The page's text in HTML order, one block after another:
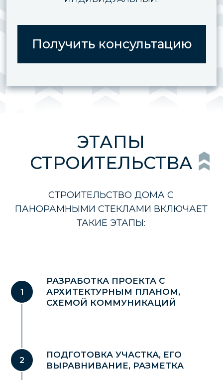
РАЗРАБОТКА ПРОЕКТА С
АРХИТЕКТУРНЫМ ПЛАНОМ,
СХЕМОЙ КОММУНИКАЦИЙ
ПОДГОТОВКА УЧАСТКА, ЕГО
ВЫРАВНИВАНИЕ, РАЗМЕТКА
В нашей компании можно заказать
строительство домов с панорамными
Для консультации и заказа строительства
специалисты ответят на все вопросы.
УЗНАЙТЕ
СТОИМОСТЬ ВАШЕГО